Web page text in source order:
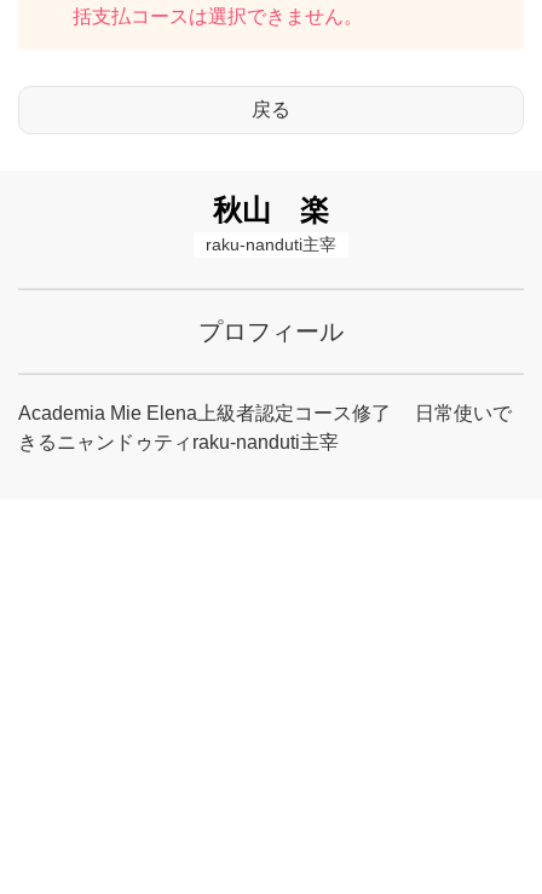
括支払コースは選択できません。
秋山 楽
raku-nanduti主宰
プロフィール
Academia Mie Elena上級者認定コース修了 日常使いで
きるニャンドゥティraku-nanduti主宰